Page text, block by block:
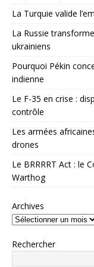
La Turquie valide
La Russie
ukrainiens
Pourquoi Pékin
indienne
Le F-35 en crise :
contrôle
Les armées
drones
Le BRRRRT Act : le
Warthog
Archives
Rechercher